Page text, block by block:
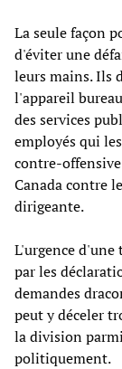
La seule façon
d'éviter une
leurs mains. Ils
l'appareil
des services
employés qui
contre-
Canada contre
dirigeante.
L'urgence
par les
demandes
peut y déceler
la division
politiquement.